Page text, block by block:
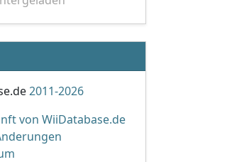
2011-2026
von WiiDatabase.de